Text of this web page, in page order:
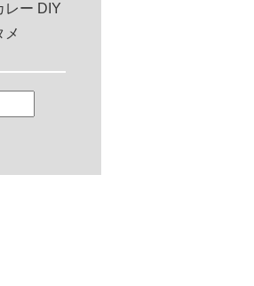
レー DIY
メ